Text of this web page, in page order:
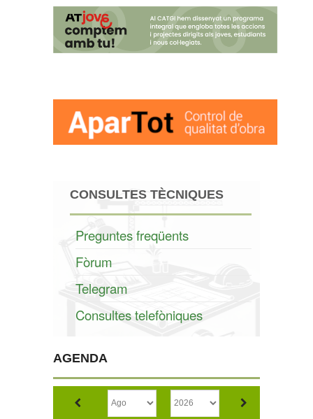
CONSULTES TÈCNIQUES
Preguntes freqüents
Fòrum
Telegram
Consultes telefòniques
AGENDA